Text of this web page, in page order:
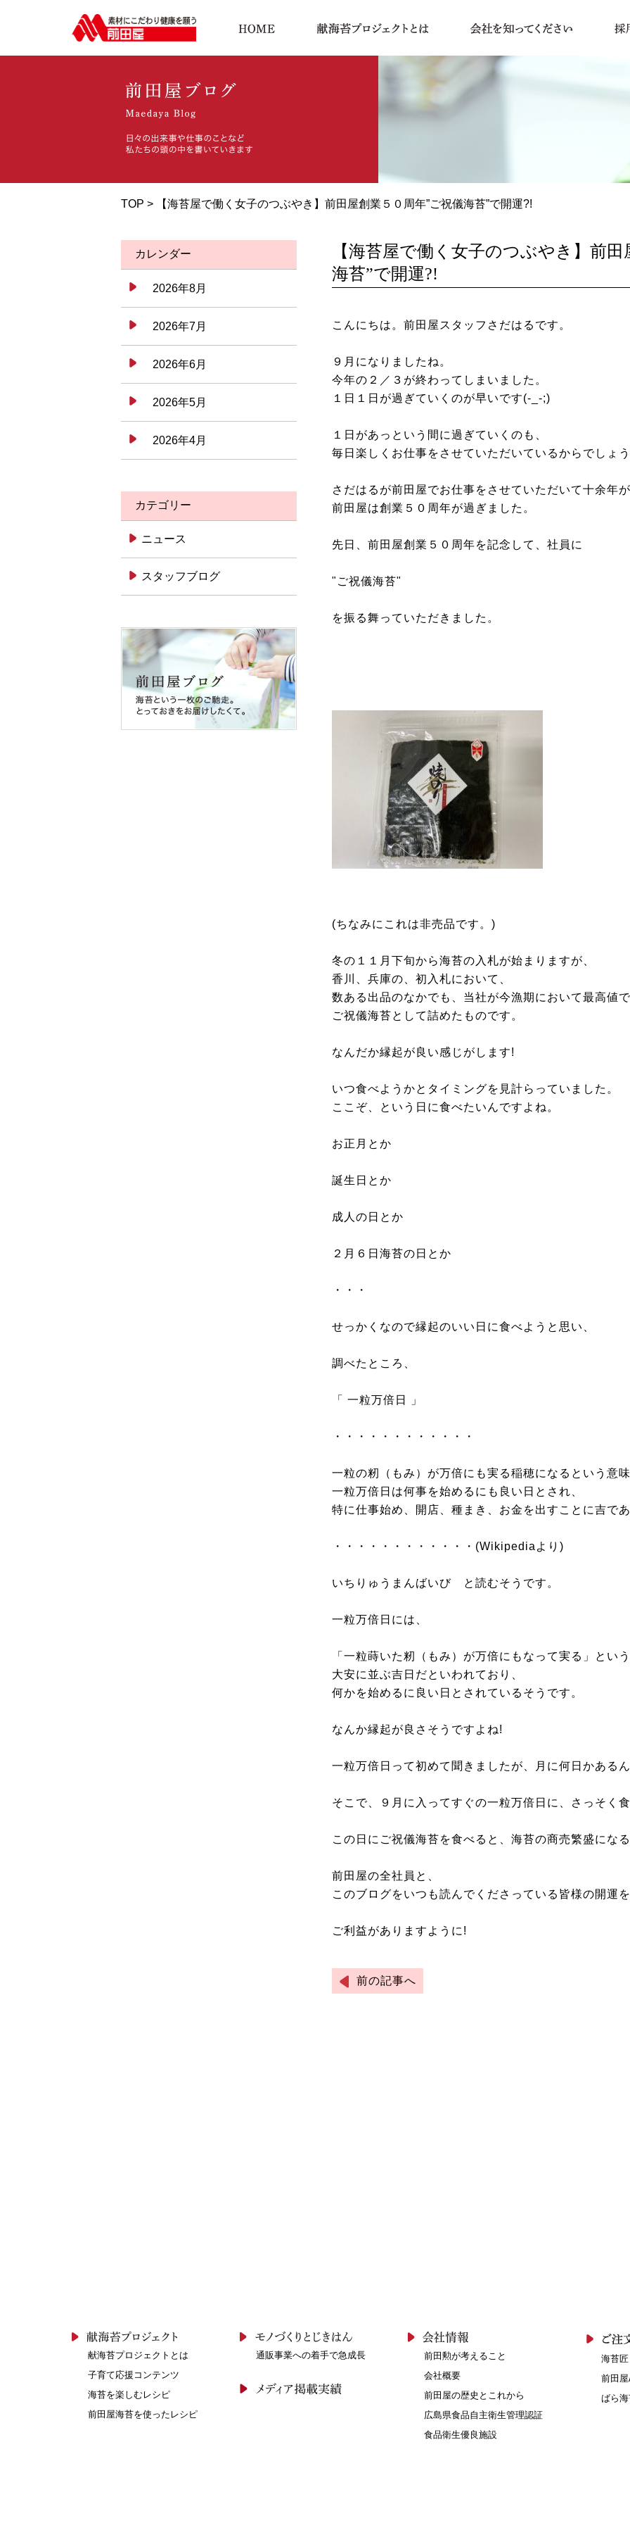
TOP > 【海苔屋で働く女子のつぶやき】前田屋創業５０周年”ご祝儀海苔”で開運?!
カレンダー
2026年8月
2026年7月
2026年6月
2026年5月
2026年4月
カテゴリー
ニュース
スタッフブログ
【海苔屋で働く女子のつぶやき】前
海苔”で開運?!
こんにちは。前田屋スタッフさだはるです。
９月になりましたね。
今年の２／３が終わってしまいました。
１日１日が過ぎていくのが早いです(-_-;)
１日があっという間に過ぎていくのも、
毎日楽しくお仕事をさせていただいているからでしょ
さだはるが前田屋でお仕事をさせていただいて十余年
前田屋は創業５０周年が過ぎました。
先日、前田屋創業５０周年を記念して、社員に
"ご祝儀海苔"
を振る舞っていただきました。
(ちなみにこれは非売品です。)
冬の１１月下旬から海苔の入札が始まりますが、
香川、兵庫の、初入札において、
数ある出品のなかでも、当社が今漁期において最高値
ご祝儀海苔として詰めたものです。
なんだか縁起が良い感じがします!
いつ食べようかとタイミングを見計らっていました。
ここぞ、という日に食べたいんですよね。
お正月とか
誕生日とか
成人の日とか
２月６日海苔の日とか
・・・
せっかくなので縁起のいい日に食べようと思い、
調べたところ、
「 一粒万倍日 」
・・・・・・・・・・・・
一粒の籾（もみ）が万倍にも実る稲穂になるという意味
一粒万倍日は何事を始めるにも良い日とされ、
特に仕事始め、開店、種まき、お金を出すことに吉であ
・・・・・・・・・・・・(Wikipediaより)
いちりゅうまんばいび と読むそうです。
一粒万倍日には、
「一粒蒔いた籾（もみ）が万倍にもなって実る」とい
大安に並ぶ吉日だといわれており、
何かを始めるに良い日とされているそうです。
なんか縁起が良さそうですよね!
一粒万倍日って初めて聞きましたが、月に何日かあるん
そこで、９月に入ってすぐの一粒万倍日に、さっそく
この日にご祝儀海苔を食べると、海苔の商売繁盛にな
前田屋の全社員と、
このブログをいつも読んでくださっている皆様の開運
ご利益がありますように!
前の記事へ
献海苔プロジェクトとは
子育て応援コンテンツ
海苔を楽しむレシピ
前田屋海苔を使ったレシピ
通販事業への着手で急成長
前田勲が考えること
会社概要
前田屋の歴史とこれから
広島県食品自主衛生管理認証
食品衛生優良施設
海苔
前田
ばら